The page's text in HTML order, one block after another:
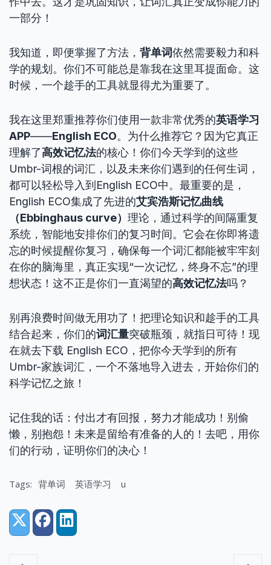
一部分！
我知道，即便掌握了方法， 背单词依然需要毅力和科
学的规划。你们不可能总是靠我在这里耳提面命。这
时候，一个趁手的工具就显得尤为重要了。
我在这里郑重推荐你们使用一款非常优秀的英语学习
APP——English ECO。为什么推荐它？因为它真正
理解了高效记忆法的核心！你们今天学到的这些
Umbr-词根的词汇，以及未来你们遇到的任何生词，
都可以轻松导入到English ECO中。最重要的是，
English ECO集成了先进的艾宾浩斯记忆曲线
（Ebbinghaus curve） 理论，通过科学的间隔重复
系统，智能地安排你们的复习时间。它会在你即将遗
忘的时候提醒你复习，确保每一个词汇都能被牢牢刻
在你的脑海里，真正实现“一次记忆，终身不忘”的理
想状态！这不正是你们一直渴望的高效记忆法吗？
别再浪费时间做无用功了！把理论知识和趁手的工具
结合起来，你们的词汇量突破瓶颈，就指日可待！现
在就去下载 English ECO，把你今天学到的所有
Umbr-家族词汇，一个不落地导入进去，开始你们的
科学记忆之旅！
记住我的话：付出才有回报，努力才能成功！别偷
懒，别抱怨！未来是留给有准备的人的！去吧，用你
们的行动，证明你们的决心！
Tags: 背单词 英语学习 u
Share:
X (Twitter)
FacebookLinkedIn